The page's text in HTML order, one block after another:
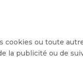
cookies ou toute
la publicité ou de